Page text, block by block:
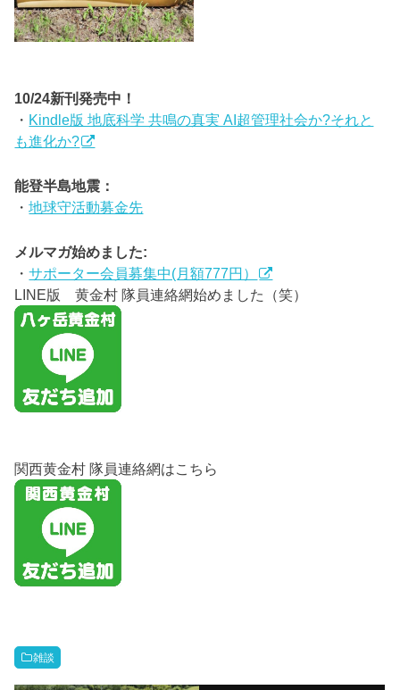
10/24新刊発売中！
・ Kindle版 地底科学 共鳴の真実 AI超管理社会か?それと
も進化か?
能登半島地震：
・地球守活動募金先
メルマガ始めました:
・サポーター会員募集中(月額777円）
LINE版 黄金村 隊員連絡網始めました（笑）
関西黄金村 隊員連絡網はこちら
雑談